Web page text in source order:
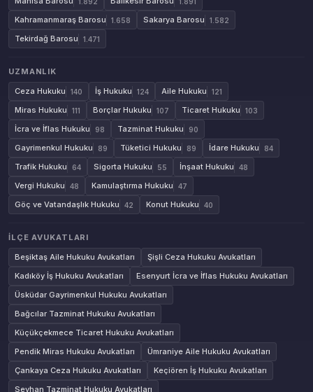
Kahramanmaraş Barosu 1.658 Sakarya Barosu 1.582
Tekirdağ Barosu 1.471
UZMANLIK
Ceza Hukuku
140 İş Hukuku 124 Aile Hukuku 121
Miras Hukuku 111 Borçlar Hukuku 107 Ticaret Hukuku 103
İcra ve İflas Hukuku 98 Tazminat Hukuku 90
Gayrimenkul Hukuku 89 Tüketici Hukuku 89 İdare Hukuku 84
Trafik Hukuku 64 Sigorta Hukuku 55 İnşaat Hukuku 48
Vergi Hukuku 48 Kamulaştırma Hukuku 47
Göç ve Vatandaşlık Hukuku 42 Konut Hukuku 40
İLÇE AVUKATLARI
Beşiktaş Aile Hukuku Avukatları
Şişli Ceza Hukuku Avukatları
Kadıköy İş Hukuku Avukatları
Esenyurt İcra ve İflas Hukuku Avukatları
Üsküdar Gayrimenkul Hukuku Avukatları
Bağcılar Tazminat Hukuku Avukatları
Küçükçekmece Ticaret Hukuku Avukatları
Pendik Miras Hukuku Avukatları
Ümraniye Aile Hukuku Avukatları
Çankaya Ceza Hukuku Avukatları
Keçiören İş Hukuku Avukatları
Seyhan Tazminat Hukuku Avukatları